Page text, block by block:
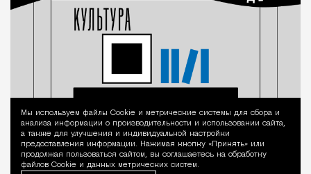
Уведомление
Мы используем файлы Сookie и метрические системы для сбора и
анализа информации о производительности и использовании сайта,
а также для улучшения и индивидуальной настройки
предоставления информации. Нажимая кнопку «Принять» или
продолжая пользоваться сайтом, вы соглашаетесь на обработку
файлов Cookie и данных метрических систем.